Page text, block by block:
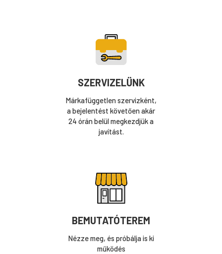
SZERVIZELÜNK
Márkafüggetlen szervizként,
a bejelentést követően akár
24 órán belül megkezdjük a
javítást.
BEMUTATÓTEREM
Nézze meg, és próbálja is ki
működés